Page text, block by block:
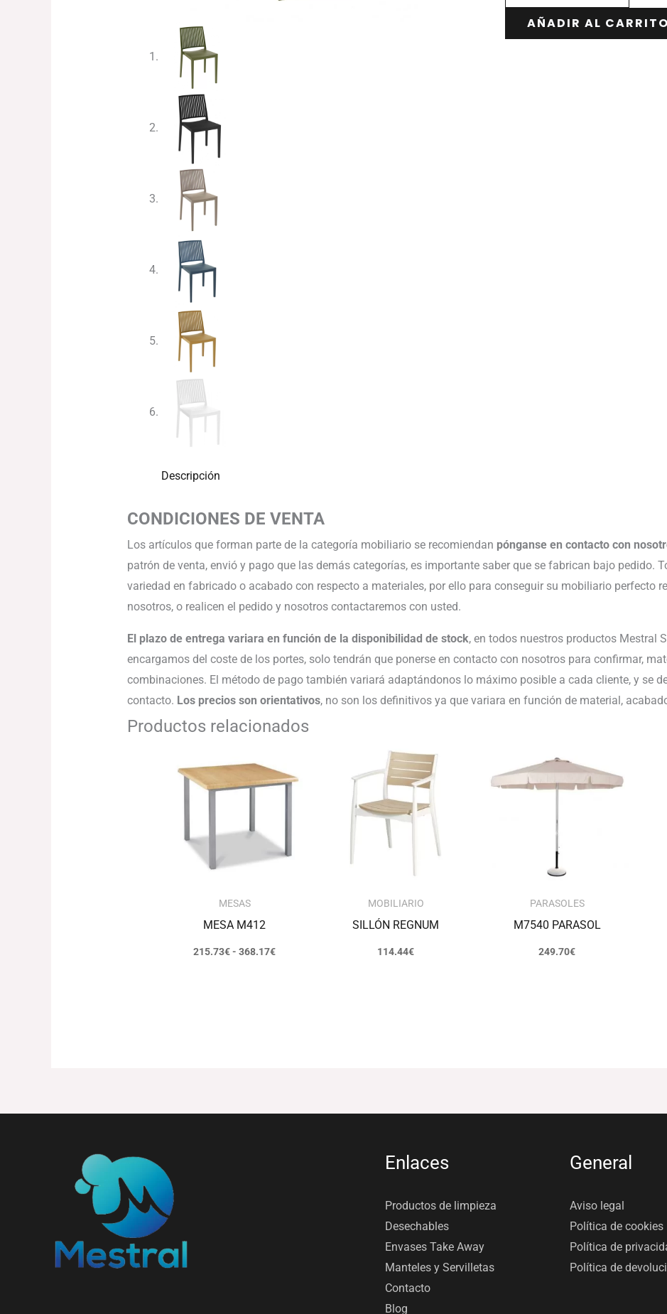
AÑADIR AL CARRITO
Descripción
CONDICIONES DE VENTA
Los artículos que forman parte de la categoría mobiliario se recomiendan pónganse en contacto con
patrón de venta, envió y pago que las demás categorías, es importante saber que se fabrican bajo pedido.
variedad en fabricado o acabado con respecto a materiales, por ello para conseguir su mobiliario perfecto
nosotros, o realicen el pedido y nosotros contactaremos con usted.
El plazo de entrega variara en función de la disponibilidad de stock, en todos nuestros productos Mestral
encargamos del coste de los portes, solo tendrán que ponerse en contacto con nosotros para confirmar,
combinaciones. El método de pago también variará adaptándonos lo máximo posible a cada cliente, y se
contacto. Los precios son orientativos, no son los definitivos ya que variara en función de material,
Productos relacionados
MESAS
MESA M412
215.73€- 368.17€
precios:
desde
MOBILIARIO
SILLÓN REGNUM
114.44€
PARASOLES
M7540 PARASOL
249.70€
Enlaces
Productos de limpieza
Desechables
Envases Take Away
Manteles y Servilletas
Contacto
Blog
General
Aviso legal
Política de cookies
Política de
Política de